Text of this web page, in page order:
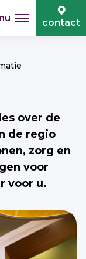
contact
over de
de regio
zorg en
voor
voor u.